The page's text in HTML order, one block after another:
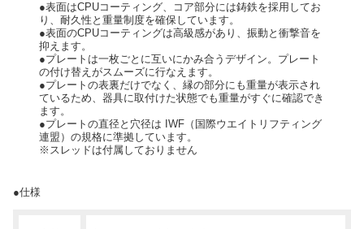
●表面はCPUコーティング、コア部分には鋳鉄を採用してお
り、耐久性と重量制度を確保しています。
●表面のCPUコーティングは高級感があり、振動と衝撃音を
抑えます。
●プレートは一枚ごとに互いにかみ合うデザイン。プレート
の付け替えがスムーズに行なえます。
●プレートの表裏だけでなく、縁の部分にも重量が表示され
ているため、器具に取付けた状態でも重量がすぐに確認でき
ます。
●プレートの直径と穴径は IWF（国際ウエイトリフティング
連盟）の規格に準拠しています。
※スレッドは付属しておりません
●仕様